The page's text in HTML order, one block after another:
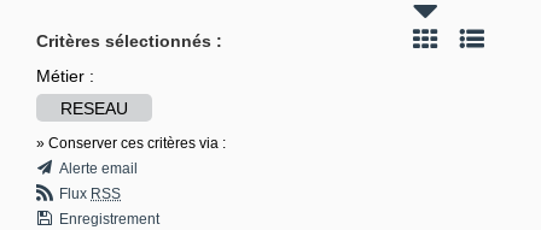
Critères sélectionnés :
Métier :
RESEAU
» Conserver ces critères via :
Alerte email
Flux RSS
Enregistrement